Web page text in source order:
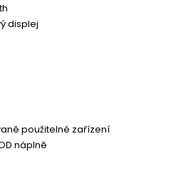
displej
použitelné zařízení
náplně